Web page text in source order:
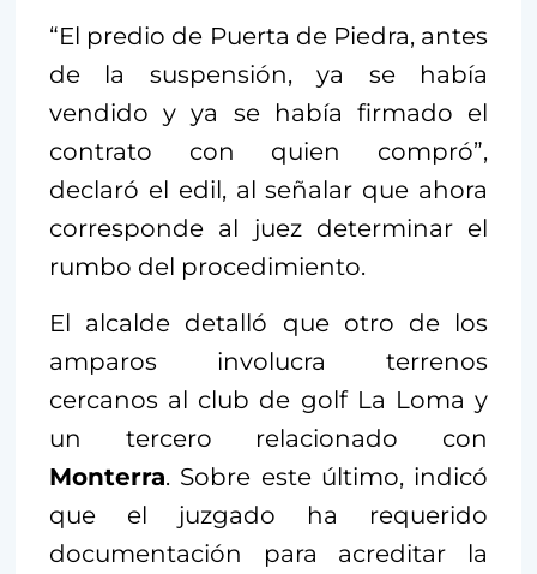
“El predio de Puerta de Piedra, antes
de la suspensión, ya se había
vendido y ya se había firmado el
contrato con quien compró”,
declaró el edil, al señalar que ahora
corresponde al juez determinar el
rumbo del procedimiento.
El alcalde detalló que otro de los
amparos involucra terrenos
cercanos al club de golf La Loma y
un tercero relacionado con
Monterra. Sobre este último, indicó
que el juzgado ha requerido
documentación para acreditar la